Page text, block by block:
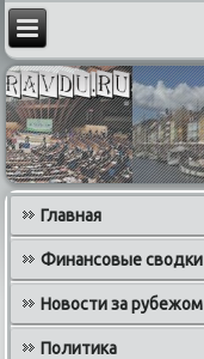
Главная
Финансовые сводки
Новости за рубежом
Политика